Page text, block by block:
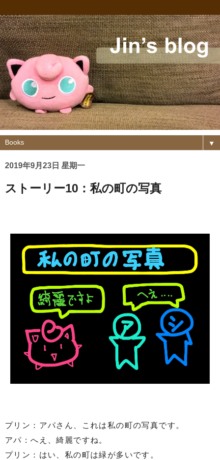
▼
2019年9月23日 星期一
ストーリー10：私の町の写真
プリン：アパさん、これは私の町の写真です。
アパ：へえ、綺麗ですね。
プリン：はい、私の町は緑が多いです。